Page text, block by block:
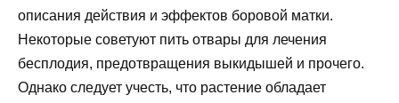
описания действия и эффектов боровой матки.
Некоторые советуют пить отвары для лечения
бесплодия, предотвращения выкидышей и прочего.
Однако следует учесть, что растение обладает